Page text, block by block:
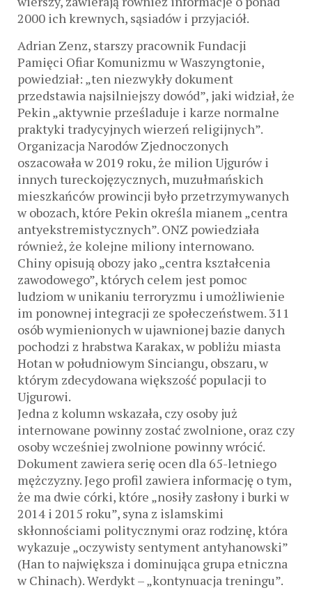
2000 ich krewnych, sąsiadów i przyjaciół.
Adrian Zenz, starszy pracownik Fundacji
Pamięci Ofiar Komunizmu w Waszyngtonie,
powiedział: „ten niezwykły dokument
przedstawia najsilniejszy dowód”, jaki widział, że
Pekin „aktywnie prześladuje i karze normalne
praktyki tradycyjnych wierzeń religijnych”.
Organizacja Narodów Zjednoczonych
oszacowała w 2019 roku, że milion Ujgurów i
innych tureckojęzycznych, muzułmańskich
mieszkańców prowincji było przetrzymywanych
w obozach, które Pekin określa mianem „centra
antyekstremistycznych”. ONZ powiedziała
również, że kolejne miliony internowano.
Chiny opisują obozy jako „centra kształcenia
zawodowego”, których celem jest pomoc
ludziom w unikaniu terroryzmu i umożliwienie
im ponownej integracji ze społeczeństwem. 311
osób wymienionych w ujawnionej bazie danych
pochodzi z hrabstwa Karakax, w pobliżu miasta
Hotan w południowym Sinciangu, obszaru, w
którym zdecydowana większość populacji to
Ujgurowi.
Jedna z kolumn wskazała, czy osoby już
internowane powinny zostać zwolnione, oraz czy
osoby wcześniej zwolnione powinny wrócić.
Dokument zawiera serię ocen dla 65-letniego
mężczyzny. Jego profil zawiera informację o tym,
że ma dwie córki, które „nosiły zasłony i burki w
2014 i 2015 roku”, syna z islamskimi
skłonnościami politycznymi oraz rodzinę, która
wykazuje „oczywisty sentyment antyhanowski”
(Han to największa i dominująca grupa etniczna
w Chinach). Werdykt – „kontynuacja treningu”.